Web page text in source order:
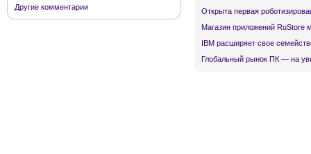
Другие комментарии
Открыта первая
Магазин приложений RuStore
IBM расширяет свое
Глобальный рынок ПК — на